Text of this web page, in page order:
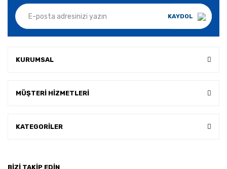
KAYDOL
KURUMSAL
MÜŞTERİ HİZMETLERİ
KATEGORİLER
BİZİ TAKİP EDİN